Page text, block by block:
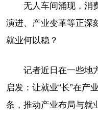
无人车间涌现，
演进、产业变革等正深
就业何以稳？
记者近日在一些地
启发：让就业“长”在产
条，推动产业布局与就